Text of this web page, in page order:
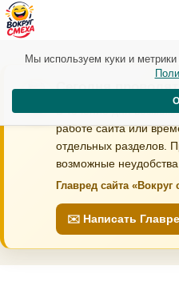
Сегодня
В течение дня
работе сайта или
отдельных разделов.
возможные
Главред сайта «Вокруг
✉️ Написать
Мы используем куки и